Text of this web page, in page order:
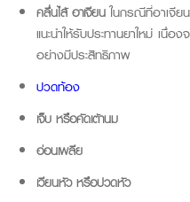
คลื่นไส้ อาเจียนในกรณีที่อาเจีย
แนะนำให้รับประทานยาใหม่ เนื่
อย่างมีประสิทธิภาพ
ปวดท้อง
เจ็บ หรือคัดเต้านม
อ่อนเพลีย
เวียนหัว หรือปวดหัว